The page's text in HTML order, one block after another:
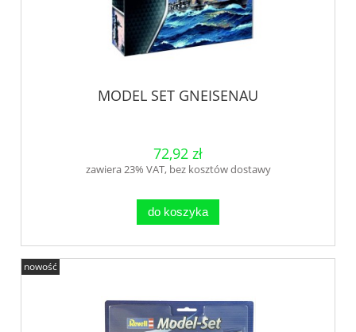
MODEL SET GNEISENAU
72,92 zł
zawiera 23% VAT, bez kosztów dostawy
do koszyka
nowość